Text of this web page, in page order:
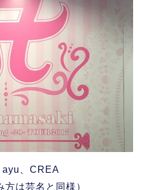
ayu、CREA
は芸名と同様）